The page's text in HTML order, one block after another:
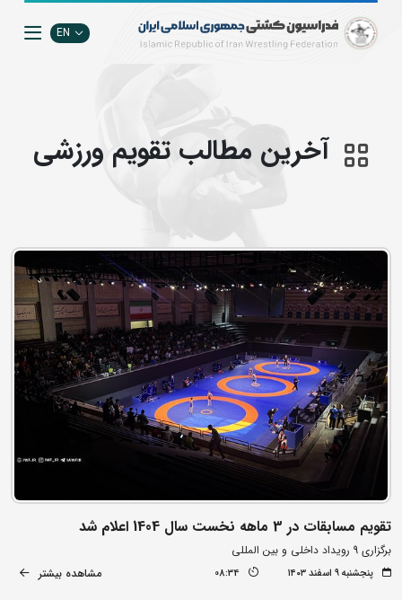
EN
آخرین مطالب تقويم ورزشي
تقویم مسابقات در 3 ماهه نخست سال 1404 اعلام شد
برگزاری 9 رویداد داخلی و بین المللی
پنجشنبه ۹ اسفند ۱۴۰۳ 08:34 مشاهده بیشتر